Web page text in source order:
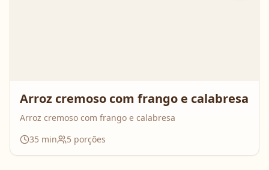
Arroz cremoso com frango e calabresa
Arroz cremoso com frango e calabresa
35 min 5 porções